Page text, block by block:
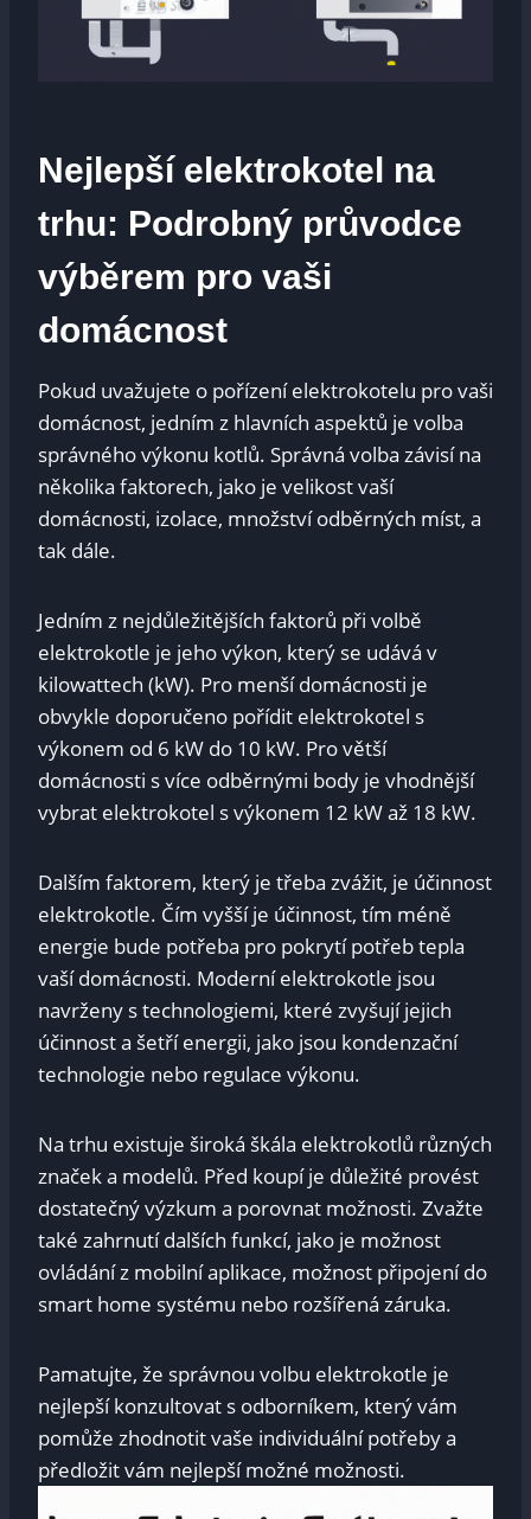
Nejlepší elektrokotel na
trhu: Podrobný průvodce
výběrem pro vaši
domácnost
Pokud uvažujete o pořízení elektrokotelu pro vaši
domácnost, jedním z hlavních aspektů je volba
správného výkonu kotlů. Správná volba závisí na
několika faktorech, jako je velikost vaší
domácnosti, izolace, množství odběrných míst, a
tak dále.
Jedním z nejdůležitějších faktorů při volbě
elektrokotle je jeho výkon, který se udává v
kilowattech (kW). Pro menší domácnosti je
obvykle doporučeno pořídit elektrokotel s
výkonem od 6 kW do 10 kW. Pro větší
domácnosti s více odběrnými body je vhodnější
vybrat elektrokotel s výkonem 12 kW až 18 kW.
Dalším faktorem, který je třeba zvážit, je účinnost
elektrokotle. Čím vyšší je účinnost, tím méně
energie bude potřeba pro pokrytí potřeb tepla
vaší domácnosti. Moderní elektrokotle jsou
navrženy s technologiemi, které zvyšují jejich
účinnost a šetří energii, jako jsou kondenzační
technologie nebo regulace výkonu.
Na trhu existuje široká škála elektrokotlů různých
značek a modelů. Před koupí je důležité provést
dostatečný výzkum a porovnat možnosti. Zvažte
také zahrnutí dalších funkcí, jako je možnost
ovládání z mobilní aplikace, možnost připojení do
smart home systému nebo rozšířená záruka.
Pamatujte, že správnou volbu elektrokotle je
nejlepší konzultovat s odborníkem, který vám
pomůže zhodnotit vaše individuální potřeby a
předložit vám nejlepší možné možnosti.